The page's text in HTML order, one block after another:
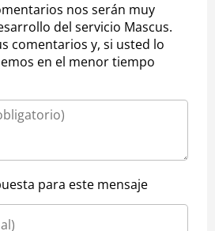
nos serán muy
del servicio Mascus.
comentarios y, si usted lo
en el menor tiempo
para este mensaje